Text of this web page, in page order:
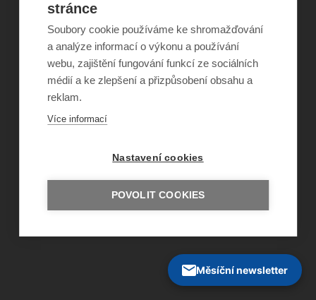
©Obecně prospěšná společnost Sirius
Šance Dětem
ISSN 1805-8876
nazory@sancedetem.cz
Odběr novinek e-mailem
Měsíční newsletter
stránce
Soubory cookie používáme ke shromažďování
a analýze informací o výkonu a používání
webu, zajištění fungování funkcí ze sociálních
médií a ke zlepšení a přizpůsobení obsahu a
reklam.
Více informací
Nastavení cookies
POVOLIT COOKIES